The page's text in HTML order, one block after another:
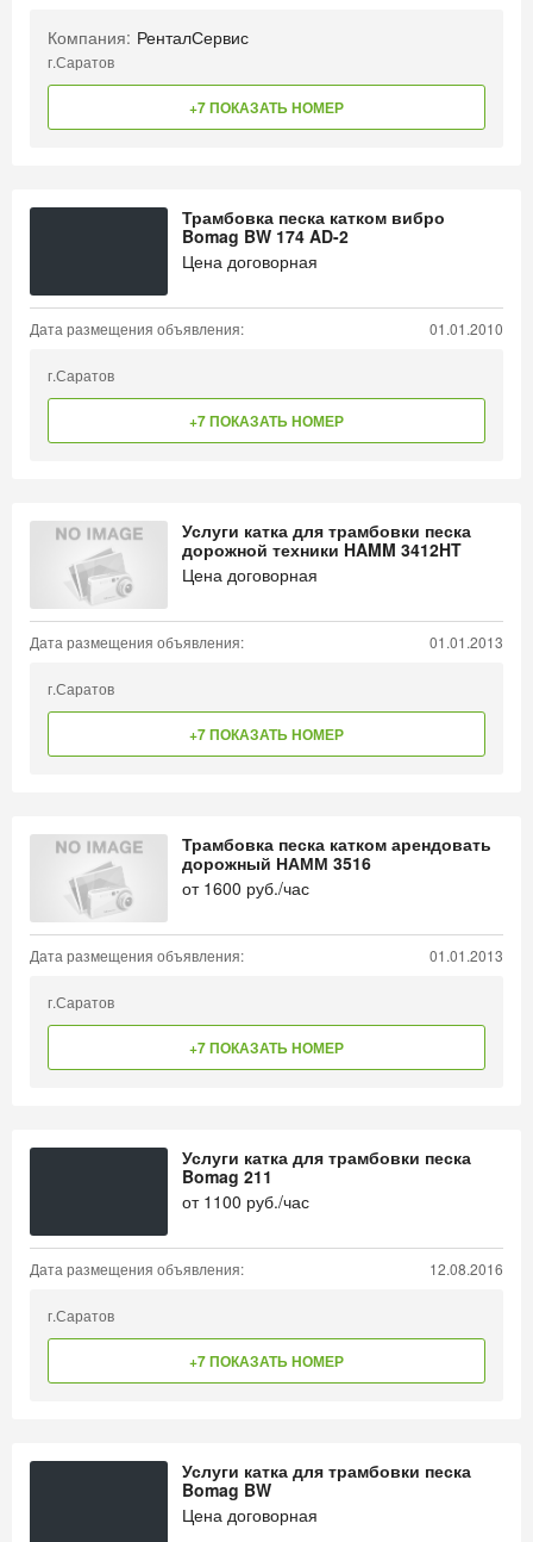
Компания: РенталСервис
г.Саратов
+7 ПОКАЗАТЬ НОМЕР
Трамбовка песка катком вибро
Bomag BW 174 AD-2
Цена договорная
Дата размещения объявления: 01.01.2010
г.Саратов
+7 ПОКАЗАТЬ НОМЕР
Услуги катка для трамбовки песка
дорожной техники HAMM 3412HT
Цена договорная
Дата размещения объявления: 01.01.2013
г.Саратов
+7 ПОКАЗАТЬ НОМЕР
Трамбовка песка катком арендовать
дорожный НАММ 3516
от 1600 руб./час
Дата размещения объявления: 01.01.2013
г.Саратов
+7 ПОКАЗАТЬ НОМЕР
Услуги катка для трамбовки песка
Bomag 211
от 1100 руб./час
Дата размещения объявления: 12.08.2016
г.Саратов
+7 ПОКАЗАТЬ НОМЕР
Услуги катка для трамбовки песка
Bomag BW
Цена договорная